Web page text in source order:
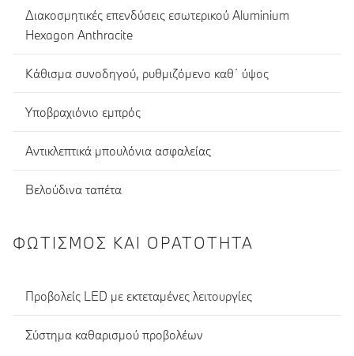
Διακοσμητικές επενδύσεις εσωτερικού Aluminium
Hexagon Anthracite
Κάθισμα συνοδηγού, ρυθμιζόμενο καθ΄ ύψος
Υποβραχιόνιο εμπρός
Αντικλεπτικά μπουλόνια ασφαλείας
Βελούδινα ταπέτα
ΦΩΤΙΣΜΌΣ ΚΑΙ ΟΡΑΤΌΤΗΤΑ
Προβολείς LED με εκτεταμένες λειτουργίες
Σύστημα καθαρισμού προβολέων